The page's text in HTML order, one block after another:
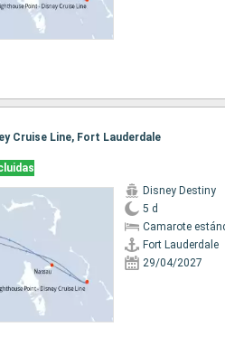
Cruise Line, Fort Lauderdale
Disney Destiny
5 d
Camarote
Fort Lauderdale
29/04/2027